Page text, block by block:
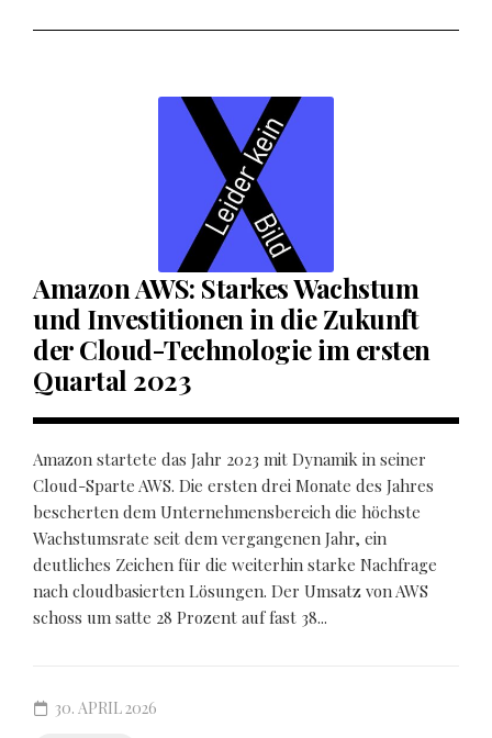
Amazon AWS: Starkes Wachstum
und Investitionen in die Zukunft
der Cloud-Technologie im ersten
Quartal 2023
Amazon startete das Jahr 2023 mit Dynamik in seiner
Cloud-Sparte AWS. Die ersten drei Monate des Jahres
bescherten dem Unternehmensbereich die höchste
Wachstumsrate seit dem vergangenen Jahr, ein
deutliches Zeichen für die weiterhin starke Nachfrage
nach cloudbasierten Lösungen. Der Umsatz von AWS
schoss um satte 28 Prozent auf fast 38...
30. APRIL 2026